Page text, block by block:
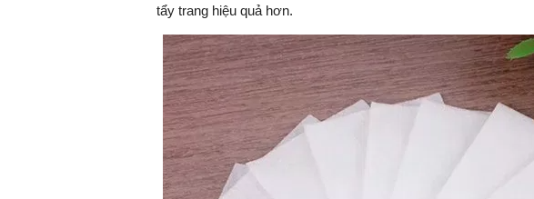
tẩy trang hiệu quả hơn.